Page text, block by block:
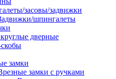
засовы/задвижки
шпингалеты
дверные
замки
замки с ручками